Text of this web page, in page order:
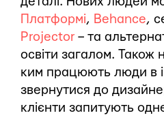
Платформі, Behance,
Projector – та
освіти загалом. Також
ким працюють люди в
звернутися до
клієнти запитують